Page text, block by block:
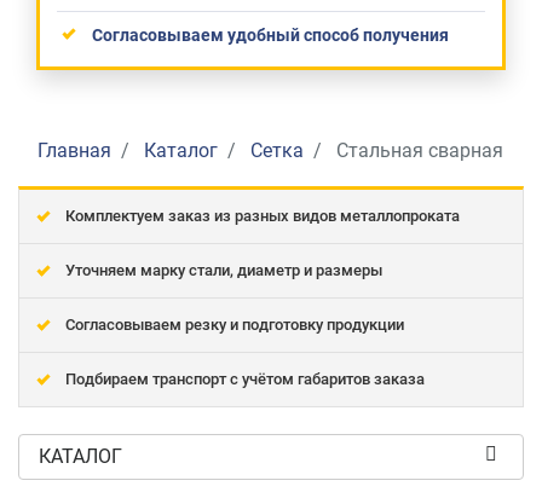
Согласовываем удобный способ получения
Главная Каталог Сетка Стальная сварная
Комплектуем заказ из разных видов металлопроката
Уточняем марку стали, диаметр и размеры
Согласовываем резку и подготовку продукции
Подбираем транспорт с учётом габаритов заказа
КАТАЛОГ